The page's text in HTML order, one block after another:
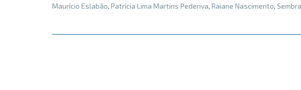
Maurício Eslabão, Patrícia Lima Martins Pederiva, Raiane Nascimento,